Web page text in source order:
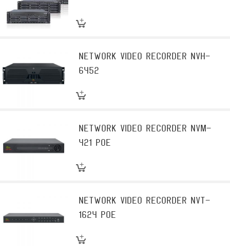
Network video recorder NVH-
6452
Network video recorder NVM-
421 POE
Network video recorder NVT-
1624 POE